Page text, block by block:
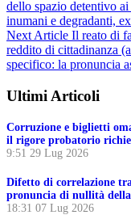
dello spazio detentivo
inumani e degradanti,
Next Article Il reato di
reddito di cittadinanza
specifico: la pronuncia
Ultimi Articoli
Corruzione e biglietti
il rigore probatorio
9:51 29 Lug 2026
Difetto di correlazione
pronuncia di nullità
18:31 07 Lug 2026